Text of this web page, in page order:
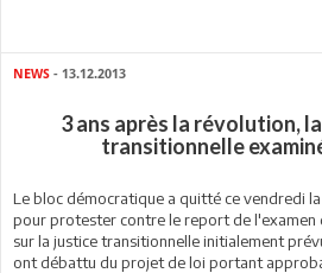
NEWS - 13.12.2013
3 ans après la révolution,
transitionnelle
Le bloc démocratique a quitté ce vendredi
pour protester contre le report de
sur la justice transitionnelle initialement
ont débattu du projet de loi portant